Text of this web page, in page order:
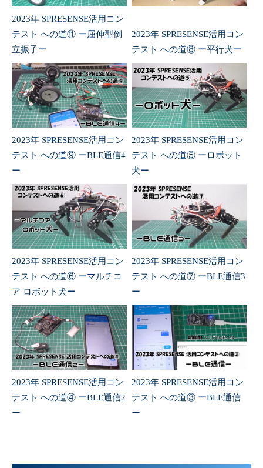
2023年 SPRESENSE活用コン
テスト への道⑪ ー屈伸型倒
立振子ー
2023年 SPRESENSE活用コン
テスト への道⑧ ー平行犬ー
2023年 SPRESENSE活用コン
テスト への道⑨ ーBLE通信4
ー
2023年 SPRESENSE活用コン
テスト への道⑤ ーロボット
犬ー
2023年 SPRESENSE活用コン
テスト への道⑥ ーマルチコ
ア ロボット犬ー
2023年 SPRESENSE活用コン
テスト への道⑦ ーBLE通信3
ー
2023年 SPRESENSE活用コン
テスト への道④ ーBLE通信2
ー
2023年 SPRESENSE活用コン
テスト への道③ ーBLE通信
ー